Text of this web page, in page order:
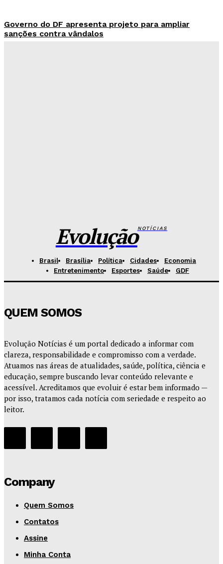
Governo do DF apresenta projeto para ampliar
sanções contra vândalos
EvoluçãoNOTÍCIAS
Brasil Brasília Política Cidades
Economia
Entretenimento
Esportes Saúde GDF
QUEM SOMOS
Evolução Notícias é um portal dedicado a informar com
clareza, responsabilidade e compromisso com a verdade.
Atuamos nas áreas de atualidades, saúde, política, ciência e
educação, sempre buscando levar conteúdo relevante e
acessível. Acreditamos que evoluir é estar bem informado —
por isso, tratamos cada notícia com seriedade e respeito ao
leitor.
Company
Quem Somos
Contatos
Assine
Minha Conta